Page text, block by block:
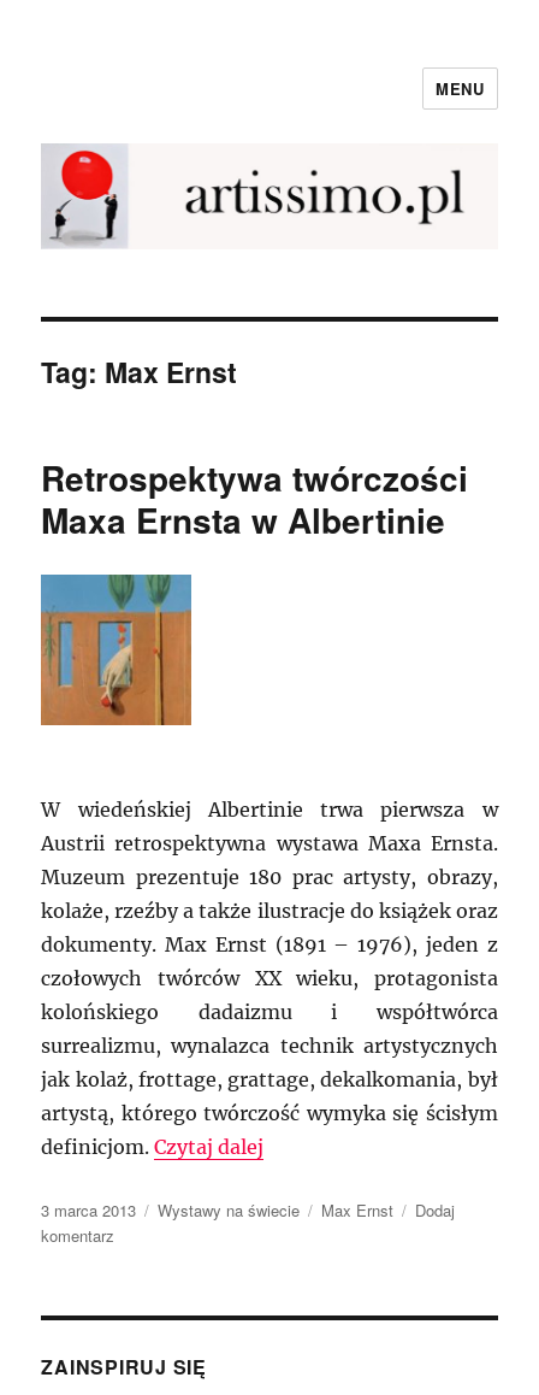
MENU
Tag: Max Ernst
Retrospektywa twórczości
Maxa Ernsta w Albertinie
W wiedeńskiej Albertinie trwa pierwsza w
Austrii retrospektywna wystawa Maxa Ernsta.
Muzeum prezentuje 180 prac artysty, obrazy,
kolaże, rzeźby a także ilustracje do książek oraz
dokumenty. Max Ernst (1891 – 1976), jeden z
czołowych twórców XX wieku, protagonista
kolońskiego dadaizmu i współtwórca
surrealizmu, wynalazca technik artystycznych
jak kolaż, frottage, grattage, dekalkomania, był
artystą, którego twórczość wymyka się ścisłym
definicjom.Czytaj dalej
Data
publikacji
3 marca 2013 Kategorie
Wystawy na świecie Tagi
Max Ernst
Dodaj
komentarz
Maxa
w
ZAINSPIRUJ SIĘ